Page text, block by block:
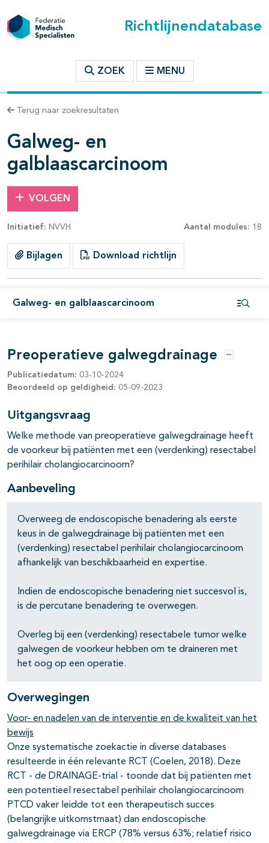
Richtlijnendatabase
ZOEK MENU
Terug naar zoekresultaten
Galweg- en
galblaascarcinoom
VOLGEN
Initiatief: NVVH Aantal modules: 18
Bijlagen Download richtlijn
Galweg- en galblaascarcinoom
binnen deze richtlijn
open- en dichtklappen
open- en dichtklappen
Preoperatieve galwegdrainage Opties
Publicatiedatum: 03-10-2024
Beoordeeld op geldigheid: 05-09-2023
Uitgangsvraag
Welke methode van preoperatieve galwegdrainage heeft
de voorkeur bij patiënten met een (verdenking) resectabel
perihilair cholangiocarcinoom?
Aanbeveling
Overweeg de endoscopische benadering als eerste
keus in de galwegdrainage bij patiënten met een
(verdenking) resectabel perihilair cholangiocarcinoom
afhankelijk van beschikbaarheid en expertise.
Indien de endoscopische benadering niet succesvol is,
is de percutane benadering te overwegen.
Overleg bij een (verdenking) resectabele tumor welke
galwegen de voorkeur hebben om te draineren met
het oog op een operatie.
Overwegingen
Voor- en nadelen van de interventie en de kwaliteit van het
bewijs
Onze systematische zoekactie in diverse databases
resulteerde in één relevante RCT (Coelen, 2018). Deze
RCT - de DRAINAGE-trial - toonde dat bij patiënten met
een potentieel resectabel perihilair cholangiocarcinoom
PTCD vaker leidde tot een therapeutisch succes
(belangrijke uitkomstmaat) dan endoscopische
galwegdrainage via ERCP (78% versus 63%; relatief risico